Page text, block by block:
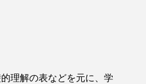
理解の表などを元に、学